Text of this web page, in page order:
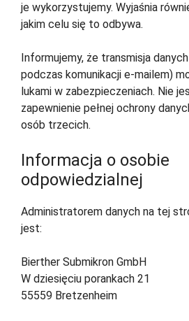
je wykorzystujemy. Wyjaśnia
jakim celu się to odbywa.
Informujemy, że transmisja
podczas komunikacji e-mailem)
lukami w zabezpieczeniach. Nie
zapewnienie pełnej ochrony
osób trzecich.
Informacja o osobie
odpowiedzialnej
Administratorem danych na tej
jest:
Bierther Submikron GmbH
W dziesięciu porankach 21
55559 Bretzenheim